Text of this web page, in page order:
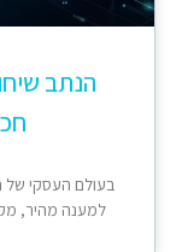
הנתב
בעולם העסקי של
למענה מהיר,